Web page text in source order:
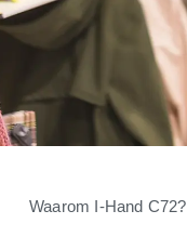
Waarom I-Hand C72?